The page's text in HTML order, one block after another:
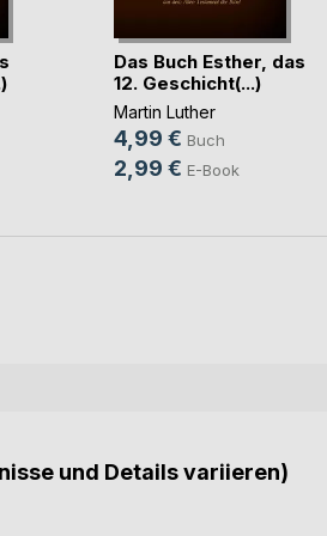
Das Buch Esther, das
12. Geschicht(...)
Martin Luther
4,99 € Buch
2,99 € E-Book
und Details variieren)